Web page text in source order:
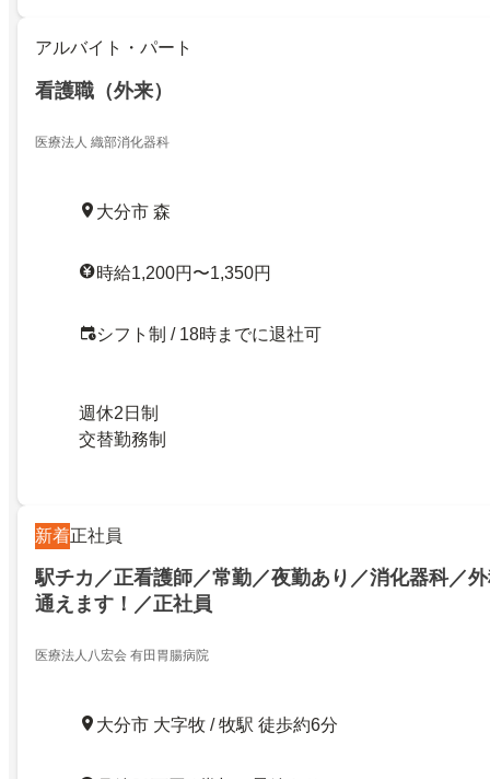
アルバイト・パート
看護職（外来）
医療法人 織部消化器科
大分市 森
時給1,200円〜1,350円
シフト制 / 18時までに退社可
週休2日制
交替勤務制
新着正社員
駅チカ／正看護師／常勤／夜勤あり／消化器科／
通えます！／正社員
医療法人八宏会 有田胃腸病院
大分市 大字牧 / 牧駅 徒歩約6分